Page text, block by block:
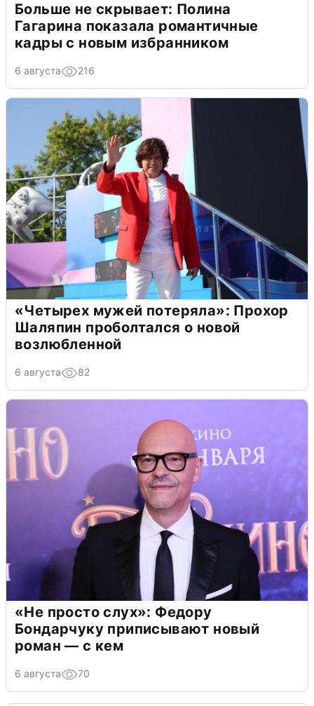
Больше не скрывает: Полина
Гагарина показала романтичные
кадры с новым избранником
6 августа 216
«Четырех мужей потеряла»: Прохор
Шаляпин проболтался о новой
возлюбленной
6 августа 82
«Не просто слух»: Федору
Бондарчуку приписывают новый
роман — с кем
6 августа 70